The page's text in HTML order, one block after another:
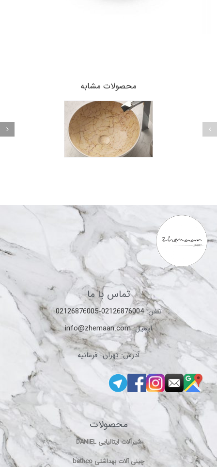
محصولات مشابه
تماس با ما
تلفن:02126876004-02126876005
ایمیل:info@zhemaan.com
آدرس: تهران- فرمانیه
محصولات
شیرآلات ایتالیایی DANIEL
چینی آلات بهداشتی bathco